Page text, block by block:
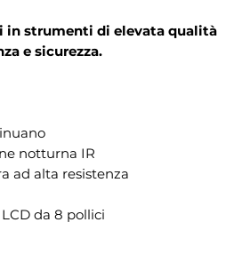
in strumenti di elevata qualità
e sicurezza.
notturna IR
ad alta resistenza
da 8 pollici